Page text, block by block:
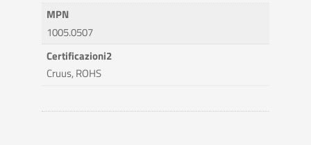
MPN
1005.0507
Certificazioni2
Cruus, ROHS